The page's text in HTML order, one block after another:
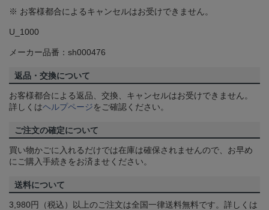
※ お客様都合によるキャンセルはお受けできません。
U_1000
メーカー品番：sh000476
返品・交換について
お客様都合による返品、交換、キャンセルはお受けできません。
詳しくはヘルプページをご確認ください。
ご注文の確定について
買い物かごに入れるだけでは在庫は確保されませんので、お早め
にご購入手続きをお済ませください。
送料について
3,980円（税込）以上のご注文は全国一律送料無料です。詳しくは